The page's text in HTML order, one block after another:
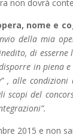
non dovrà
nome e
della mia
di
in piena
, alle
scopi del
2015 e non